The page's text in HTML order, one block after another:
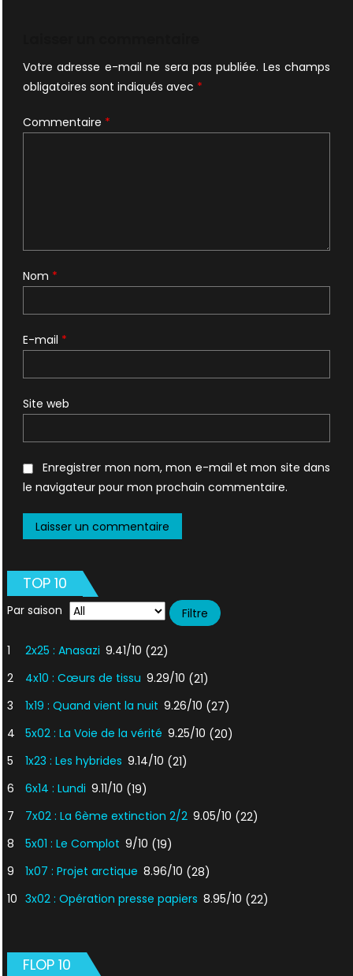
Votre adresse e-mail ne sera pas publiée. Les champs
obligatoires sont indiqués avec *
Commentaire *
Nom *
E-mail *
Site web
Enregistrer mon nom, mon e-mail et mon site dans
le navigateur pour mon prochain commentaire.
TOP 10
Par saison
1 2x25 : Anasazi 9.41/10 (22)
2
4x10 : Cœurs de tissu 9.29/10 (21)
3
1x19 : Quand vient la nuit 9.26/10 (27)
4
5x02 : La Voie de la vérité 9.25/10 (20)
5
1x23 : Les hybrides 9.14/10 (21)
6
6x14 : Lundi 9.11/10 (19)
7
7x02 : La 6ème extinction 2/2 9.05/10 (22)
8
5x01 : Le Complot 9/10 (19)
9
1x07 : Projet arctique 8.96/10 (28)
10 3x02 : Opération presse papiers 8.95/10 (22)
FLOP 10